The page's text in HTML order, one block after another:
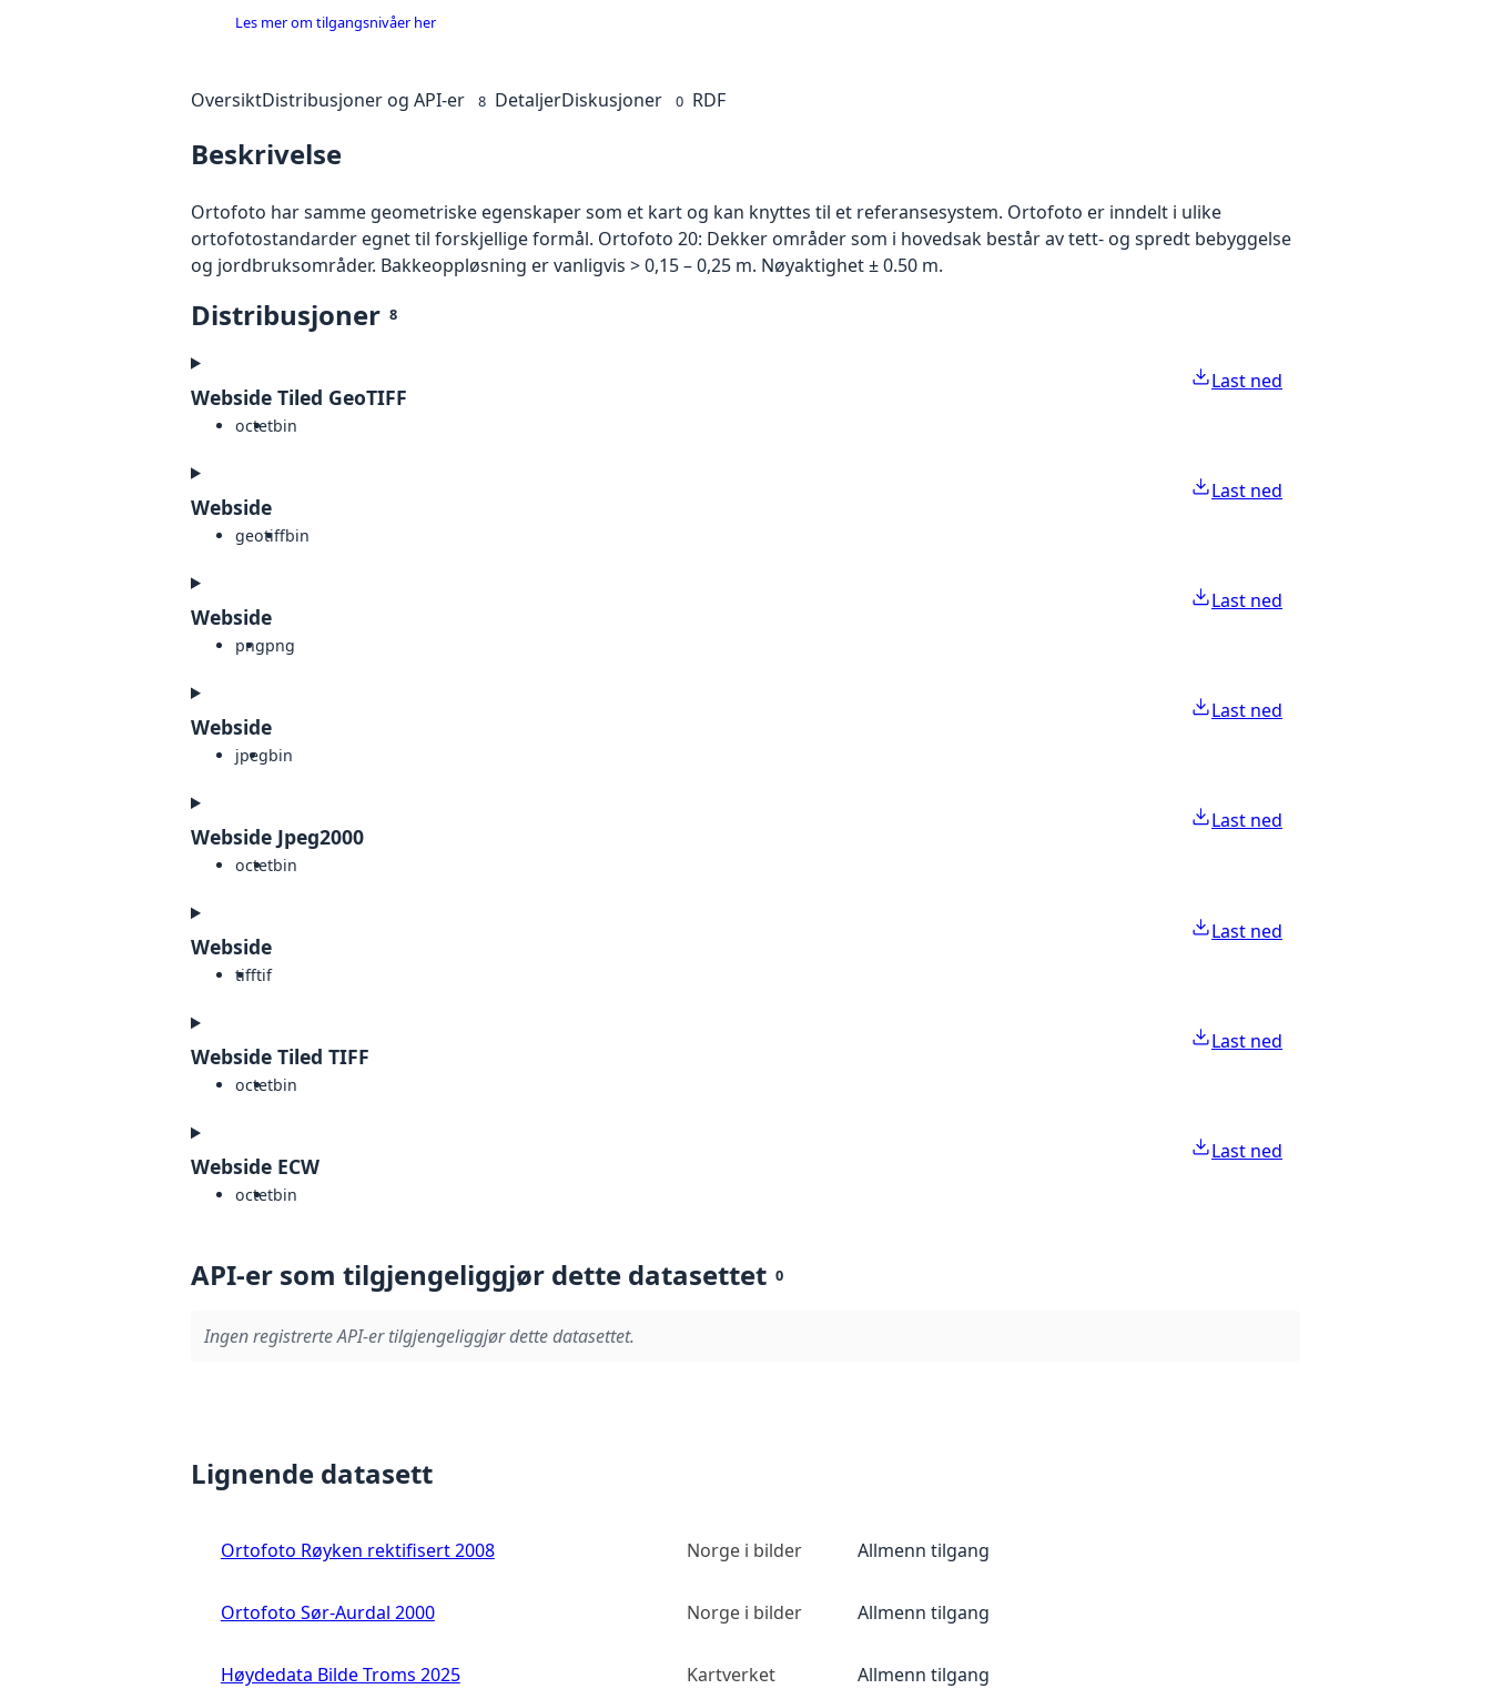
Les mer om tilgangsnivåer her
OversiktDistribusjoner og API-er 8 DetaljerDiskusjoner 0 RDF
Beskrivelse
Ortofoto har samme geometriske egenskaper som et kart og kan knyttes til et referansesystem. Ortofoto er inndelt i ulike
ortofotostandarder egnet til forskjellige formål. Ortofoto 20: Dekker områder som i hovedsak består av tett- og spredt bebyggelse
og jordbruksområder. Bakkeoppløsning er vanligvis > 0,15 – 0,25 m. Nøyaktighet ± 0.50 m.
Distribusjoner 8
Webside Tiled GeoTIFF
octetbin
Last ned
Webside
geotiffbin
Last ned
Webside
pngpng
Last ned
Webside
jpegbin
Last ned
Webside Jpeg2000
octetbin
Last ned
Webside
tifftif
Last ned
Webside Tiled TIFF
octetbin
Last ned
Webside ECW
octetbin
Last ned
API-er som tilgjengeliggjør dette datasettet 0
Ingen registrerte API-er tilgjengeliggjør dette datasettet.
Lignende datasett
Ortofoto Røyken rektifisert 2008 Norge i bilder Allmenn tilgang
Ortofoto Sør-Aurdal 2000 Norge i bilder Allmenn tilgang
Høydedata Bilde Troms 2025 Kartverket Allmenn tilgang